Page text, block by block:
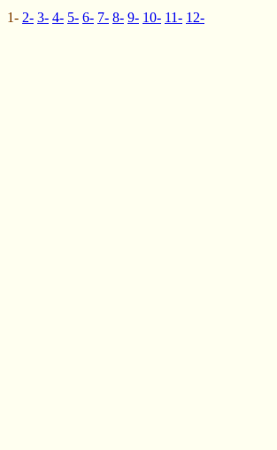
1- 2- 3- 4- 5- 6- 7- 8- 9- 10- 11- 12-